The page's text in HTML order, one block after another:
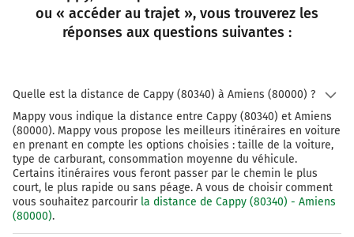
ou « accéder au trajet », vous trouverez les
réponses aux questions suivantes :
Quelle est la distance de Cappy (80340) à Amiens (80000) ?
Mappy vous indique la distance entre Cappy (80340) et Amiens
(80000). Mappy vous propose les meilleurs itinéraires en voiture
en prenant en compte les options choisies : taille de la voiture,
type de carburant, consommation moyenne du véhicule.
Certains itinéraires vous feront passer par le chemin le plus
court, le plus rapide ou sans péage. A vous de choisir comment
vous souhaitez parcourir la distance de Cappy (80340) - Amiens
(80000).